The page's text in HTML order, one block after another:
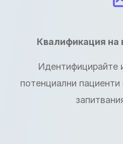
Квалификация на
Идентифицирайте
потенциални